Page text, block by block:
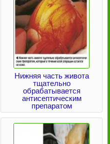
Нижняя часть живота
тщательно
обрабатывается
антисептическим
препаратом